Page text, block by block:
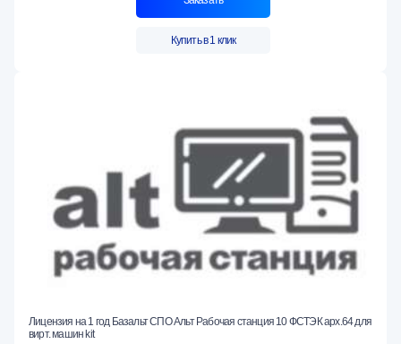
Купить в 1 клик
Лицензия на 1 год Базальт СПО Альт Рабочая станция 10 ФСТЭК арх.64 для
вирт. машин kit